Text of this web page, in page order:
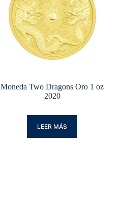
Moneda Two Dragons Oro 1 oz
2020
LEER MÁS